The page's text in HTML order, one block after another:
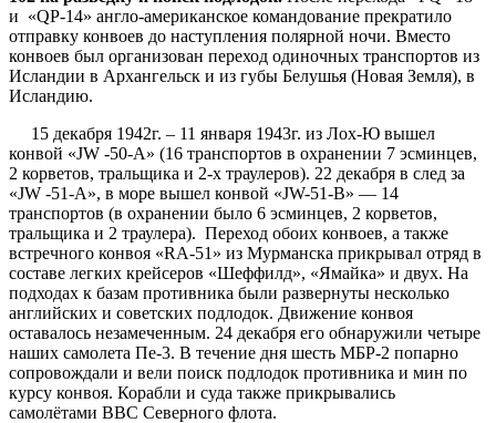
и «QP-14» англо-американское командование прекратило
отправку конвоев до наступления полярной ночи. Вместо
конвоев был организован переход одиночных транспортов из
Исландии в Архангельск и из губы Белушья (Новая Земля), в
Исландию.
15 декабря 1942г. – 11 января 1943г. из Лох-Ю вышел
конвой «JW -50-А» (16 транспортов в охранении 7 эсминцев,
2 корветов, тральщика и 2-х траулеров). 22 декабря в след за
«JW -51-А», в море вышел конвой «JW-51-В» — 14
транспортов (в охранении было 6 эсминцев, 2 корветов,
тральщика и 2 траулера). Переход обоих конвоев, а также
встречного конвоя «RА-51» из Мурманска прикрывал отряд в
составе легких крейсеров «Шеффилд», «Ямайка» и двух. На
подходах к базам противника были развернуты несколько
английских и советских подлодок. Движение конвоя
оставалось незамеченным. 24 декабря его обнаружили четыре
наших самолета Пе-3. В течение дня шесть МБР-2 попарно
сопровождали и вели поиск подлодок противника и мин по
курсу конвоя. Корабли и суда также прикрывались
самолётами ВВС Северного флота.